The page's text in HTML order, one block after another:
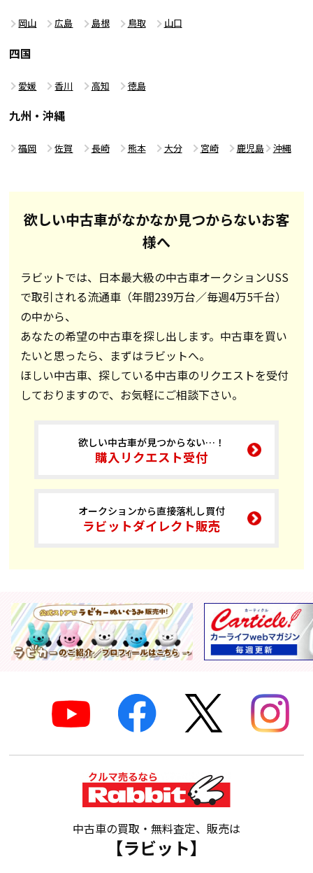
岡山 広島 島根 鳥取 山口
四国
愛媛 香川 高知 徳島
九州・沖縄
福岡 佐賀 長崎 熊本 大分 宮崎 鹿児島 沖縄
欲しい中古車がなかなか見つからないお客
様へ
ラビットでは、日本最大級の中古車オークションUSS
で取引される流通車（年間239万台／毎週4万5千台）
の中から、
あなたの希望の中古車を探し出します。中古車を買い
たいと思ったら、まずはラビットへ。
ほしい中古車、探している中古車のリクエストを受付
しておりますので、お気軽にご相談下さい。
欲しい中古車が見つからない…！
購入リクエスト受付
オークションから直接落札し買付
ラビットダイレクト販売
中古車の買取・無料査定、販売は
【ラビット】